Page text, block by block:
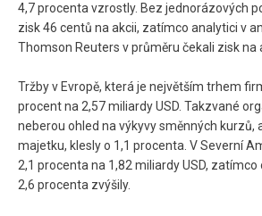
4,7 procenta vzrostly. Bez jednorázových
zisk 46 centů na akcii, zatímco analytici v
Thomson Reuters v průměru čekali zisk na
Tržby v Evropě, která je největším trhem
procent na 2,57 miliardy USD. Takzvané
neberou ohled na výkyvy směnných kurzů,
majetku, klesly o 1,1 procenta. V Severní
2,1 procenta na 1,82 miliardy USD,
2,6 procenta zvýšily.